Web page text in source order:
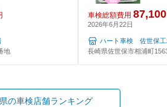
地
車検総額費用 87,100
2026年6月22日
ハート車検 佐世保工
長崎県佐世保市相浦町
の車検店舗ランキング